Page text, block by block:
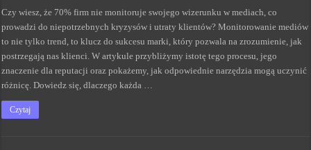
Czy wiesz, że 70% firm nie monitoruje swojego wizerunku w mediach, co
prowadzi do niepotrzebnych kryzysów i utraty klientów? Monitorowanie mediów
to nie tylko trend, to klucz do sukcesu marki, który pozwala na zrozumienie, jak
postrzegają nas klienci. W artykule przybliżymy istotę tego procesu, jego
znaczenie dla reputacji oraz pokażemy, jak odpowiednie narzędzia mogą uczynić
różnicę. Dowiedz się, dlaczego każda …
Czytaj